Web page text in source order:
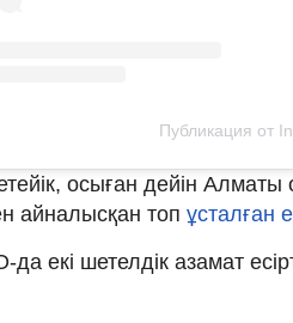
Публикация от
осыған дейін Алматы
айналысқан топ ұсталған
екі шетелдік азамат